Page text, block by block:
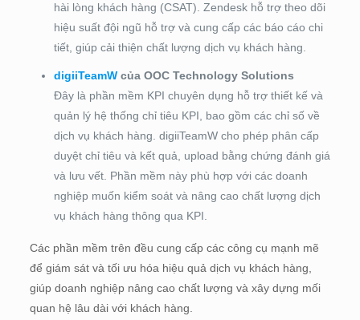
hài lòng khách hàng (CSAT). Zendesk hỗ trợ theo dõi
hiệu suất đội ngũ hỗ trợ và cung cấp các báo cáo chi
tiết, giúp cải thiện chất lượng dịch vụ khách hàng.
digiiTeamW của OOC Technology Solutions
Đây là phần mềm KPI chuyên dụng hỗ trợ thiết kế và
quản lý hệ thống chỉ tiêu KPI, bao gồm các chỉ số về
dịch vụ khách hàng. digiiTeamW cho phép phân cấp
duyệt chỉ tiêu và kết quả, upload bằng chứng đánh giá
và lưu vết. Phần mềm này phù hợp với các doanh
nghiệp muốn kiểm soát và nâng cao chất lượng dịch
vụ khách hàng thông qua KPI.
Các phần mềm trên đều cung cấp các công cụ mạnh mẽ
để giám sát và tối ưu hóa hiệu quả dịch vụ khách hàng,
giúp doanh nghiệp nâng cao chất lượng và xây dựng mối
quan hệ lâu dài với khách hàng.